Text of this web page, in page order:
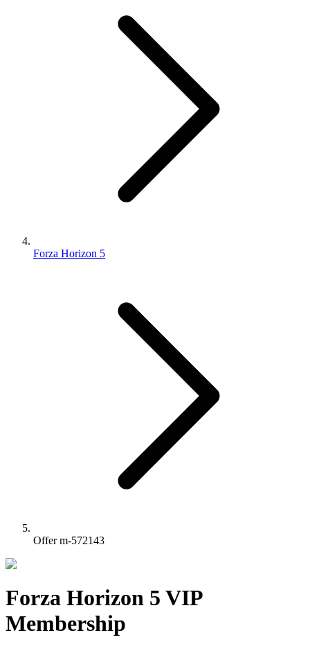
Forza Horizon 5
Offer m-572143
Forza Horizon 5 VIP
Membership